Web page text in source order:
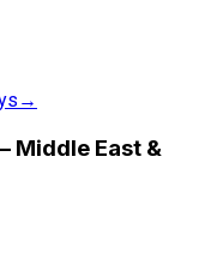
→
Middle East &